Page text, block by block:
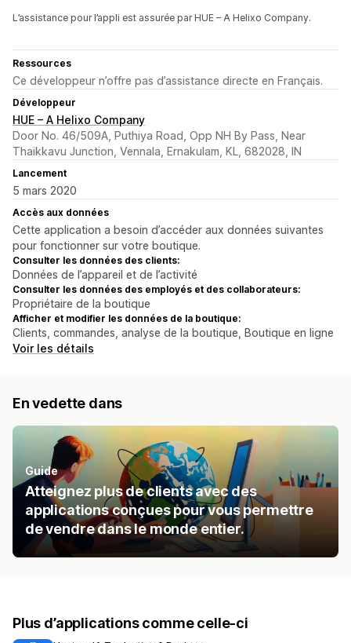
L’assistance pour l’appli est assurée par HUE – A Helixo Company.
Ressources
Ce développeur n’offre pas d’assistance directe en Français.
Développeur
HUE – A Helixo Company
Door No. 46/509A, Puthiya Road, Opp NH By Pass, Near
Thaikkavu Junction, Vennala, Ernakulam, KL, 682028, IN
Lancement
5 mars 2020
Accès aux données
Cette application a besoin d’accéder aux données suivantes
pour fonctionner sur votre boutique.
Consulter les données des clients:
Données de l’appareil et de l’activité
Consulter les données des employés et des collaborateurs:
Propriétaire de la boutique
Afficher et modifier les données de la boutique:
Clients, commandes, analyse de la boutique, Boutique en ligne
Voir les détails
En vedette dans
Guide
Atteignez plus de clients avec des
applications conçues pour vous permettre
de vendre dans le monde entier.
Plus d’applications comme celle-ci